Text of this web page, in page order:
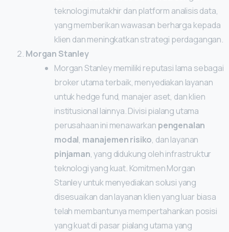
teknologi mutakhir dan platform analisis data,
yang memberikan wawasan berharga kepada
klien dan meningkatkan strategi perdagangan.
Morgan Stanley
Morgan Stanley memiliki reputasi lama sebagai
broker utama terbaik, menyediakan layanan
untuk hedge fund, manajer aset, dan klien
institusional lainnya. Divisi pialang utama
perusahaan ini menawarkan pengenalan
modal, manajemen risiko, dan layanan
pinjaman, yang didukung oleh infrastruktur
teknologi yang kuat. Komitmen Morgan
Stanley untuk menyediakan solusi yang
disesuaikan dan layanan klien yang luar biasa
telah membantunya mempertahankan posisi
yang kuat di pasar pialang utama yang